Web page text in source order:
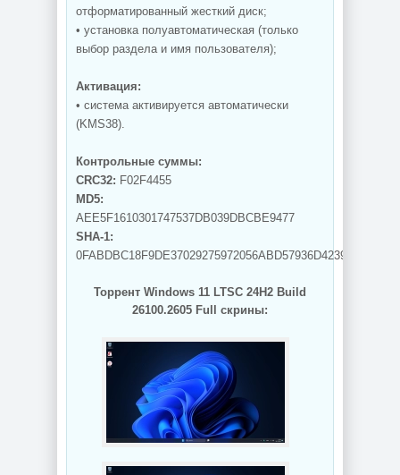
отформатированный жесткий диск;
• установка полуавтоматическая (только
выбор раздела и имя пользователя);
Активация:
• система активируется автоматически
(KMS38).
Контрольные суммы:
CRC32: F02F4455
MD5:
AEE5F1610301747537DB039DBCBE9477
SHA-1:
0FABDBC18F9DE37029275972056ABD57936D4239
Торрент Windows 11 LTSC 24H2 Build
26100.2605 Full скрины: